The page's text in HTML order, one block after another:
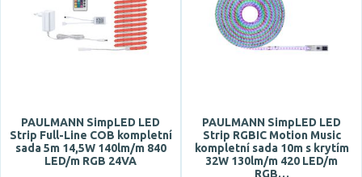
černá
oranžová
PAULMANN SimpLED LED
Strip Full-Line COB kompletní
sada 5m 14,5W 140lm/m 840
LED/m RGB 24VA
PAULMANN SimpLED LED
Strip RGBIC Motion Music
kompletní sada 10m s krytím
32W 130lm/m 420 LED/m
RGB…